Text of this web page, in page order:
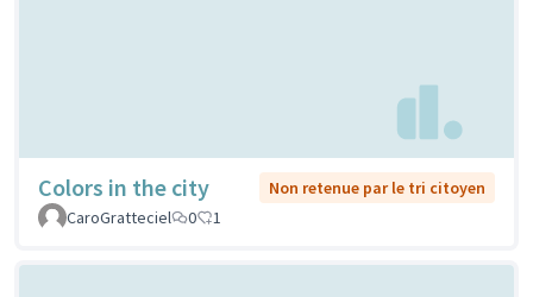
Colors in the city
Non retenue par le tri citoyen
CaroGratteciel
0 1